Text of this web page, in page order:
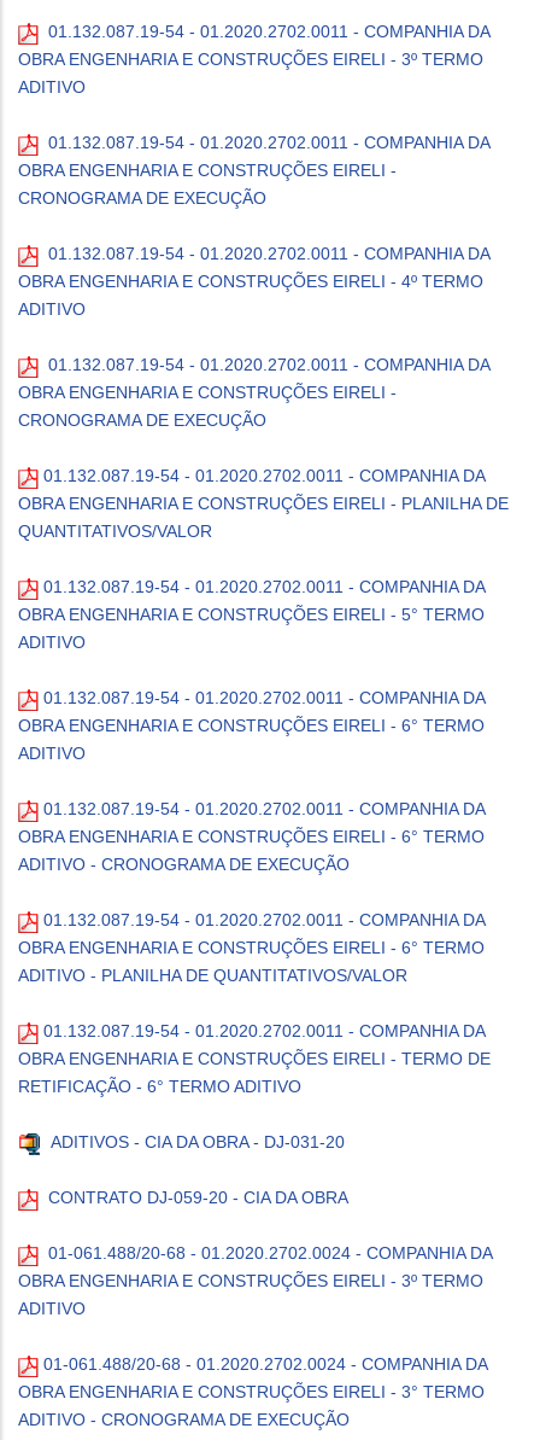
01.132.087.19-54 - 01.2020.2702.0011 - COMPANHIA DA
OBRA ENGENHARIA E CONSTRUÇÕES EIRELI - 3º TERMO
ADITIVO
01.132.087.19-54 - 01.2020.2702.0011 - COMPANHIA DA
OBRA ENGENHARIA E CONSTRUÇÕES EIRELI -
CRONOGRAMA DE EXECUÇÃO
01.132.087.19-54 - 01.2020.2702.0011 - COMPANHIA DA
OBRA ENGENHARIA E CONSTRUÇÕES EIRELI - 4º TERMO
ADITIVO
01.132.087.19-54 - 01.2020.2702.0011 - COMPANHIA DA
OBRA ENGENHARIA E CONSTRUÇÕES EIRELI -
CRONOGRAMA DE EXECUÇÃO
01.132.087.19-54 - 01.2020.2702.0011 - COMPANHIA DA
OBRA ENGENHARIA E CONSTRUÇÕES EIRELI - PLANILHA DE
QUANTITATIVOS/VALOR
01.132.087.19-54 - 01.2020.2702.0011 - COMPANHIA DA
OBRA ENGENHARIA E CONSTRUÇÕES EIRELI - 5° TERMO
ADITIVO
01.132.087.19-54 - 01.2020.2702.0011 - COMPANHIA DA
OBRA ENGENHARIA E CONSTRUÇÕES EIRELI - 6° TERMO
ADITIVO
01.132.087.19-54 - 01.2020.2702.0011 - COMPANHIA DA
OBRA ENGENHARIA E CONSTRUÇÕES EIRELI - 6° TERMO
ADITIVO - CRONOGRAMA DE EXECUÇÃO
01.132.087.19-54 - 01.2020.2702.0011 - COMPANHIA DA
OBRA ENGENHARIA E CONSTRUÇÕES EIRELI - 6° TERMO
ADITIVO - PLANILHA DE QUANTITATIVOS/VALOR
01.132.087.19-54 - 01.2020.2702.0011 - COMPANHIA DA
OBRA ENGENHARIA E CONSTRUÇÕES EIRELI - TERMO DE
RETIFICAÇÃO - 6° TERMO ADITIVO
ADITIVOS - CIA DA OBRA - DJ-031-20
CONTRATO DJ-059-20 - CIA DA OBRA
01-061.488/20-68 - 01.2020.2702.0024 - COMPANHIA DA
OBRA ENGENHARIA E CONSTRUÇÕES EIRELI - 3º TERMO
ADITIVO
01-061.488/20-68 - 01.2020.2702.0024 - COMPANHIA DA
OBRA ENGENHARIA E CONSTRUÇÕES EIRELI - 3° TERMO
ADITIVO - CRONOGRAMA DE EXECUÇÃO